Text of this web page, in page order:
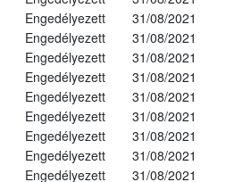
Engedélyezett
31/08/2021
Engedélyezett
31/08/2021
Engedélyezett
31/08/2021
Engedélyezett
31/08/2021
Engedélyezett
31/08/2021
Engedélyezett
31/08/2021
Engedélyezett
31/08/2021
Engedélyezett
31/08/2021
Engedélyezett
31/08/2021